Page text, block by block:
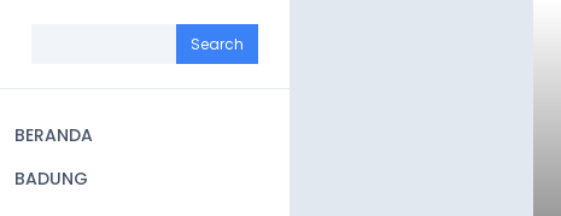
navigation
BERANDA
BADUNG